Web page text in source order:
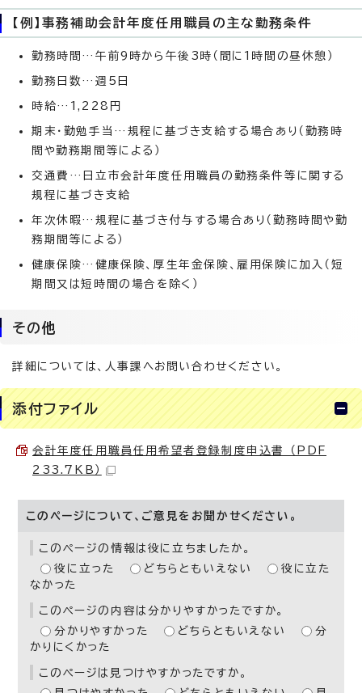
【例】事務補助会計年度任用職員の主な勤務条件
勤務時間…午前9時から午後3時（間に1時間の昼休憩）
勤務日数…週5日
時給…1,228円
期末・勤勉手当…規程に基づき支給する場合あり（勤務時
間や勤務期間等による）
交通費…日立市会計年度任用職員の勤務条件等に関する
規程に基づき支給
年次休暇…規程に基づき付与する場合あり（勤務時間や勤
務期間等による）
健康保険…健康保険、厚生年金保険、雇用保険に加入（短
期間又は短時間の場合を除く）
その他
詳細については、人事課へお問い合わせください。
添付ファイル
会計年度任用職員任用希望者登録制度申込書 （PDF
233.7KB）
このページについて、ご意見をお聞かせください。
このページの情報は役に立ちましたか。
役に立った
どちらともいえない
役に立た
なかった
このページの内容は分かりやすかったですか。
分かりやすかった
どちらともいえない
分
かりにくかった
このページは見つけやすかったですか。